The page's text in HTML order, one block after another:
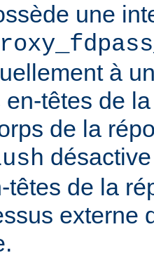
une
à
têtes de
de la
têtes de la
externe